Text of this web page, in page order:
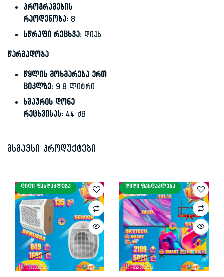
პროგრამების
რაოდენობა:8
სწრაფი რეცხვა:დიახ
წარმადობა
წყლის მოხმარება ერთ
ციკლზე:9.8 ლიტრი
ხმაურის დონე
რეცხვისას:44 dB
მსგავსი პროდუქტები
ᲓᲘᲓᲘ ᲤᲐᲡᲓᲐᲙᲚᲔᲑᲐ ᲓᲘᲓᲘ ᲤᲐᲡᲓᲐᲙᲚᲔᲑᲐ